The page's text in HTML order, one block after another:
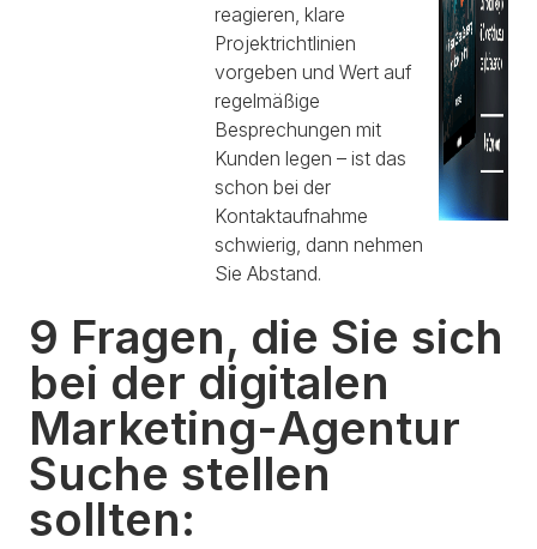
reagieren, klare
Projektrichtlinien
vorgeben und Wert auf
regelmäßige
Besprechungen mit
Kunden legen – ist das
schon bei der
Kontaktaufnahme
schwierig, dann nehmen
Sie Abstand.
9 Fragen, die Sie sich
bei der digitalen
Marketing-Agentur
Suche stellen
sollten: